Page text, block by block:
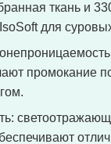
ткань и
для
промокание